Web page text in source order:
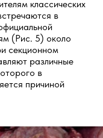
классических
в
(Рис. 5) около
секционном
различные
в
причиной